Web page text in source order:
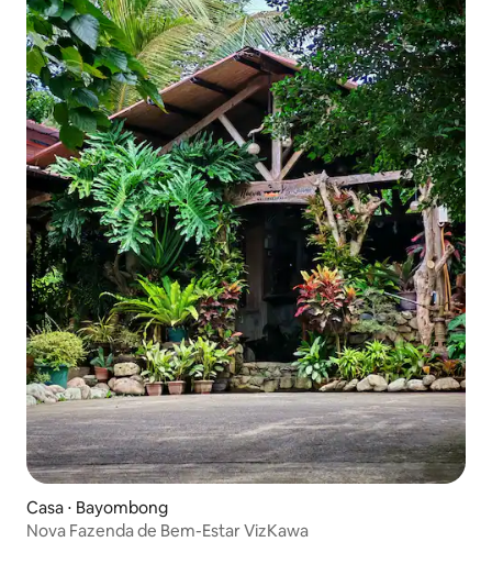
Casa ⋅ Bayombong
Nova Fazenda de Bem-Estar VizKawa